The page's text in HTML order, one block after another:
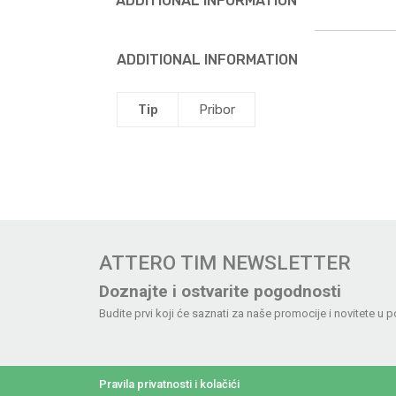
ADDITIONAL INFORMATION
Tip Pribor
ATTERO TIM NEWSLETTER
Doznajte i ostvarite pogodnosti
Budite prvi koji će saznati za naše promocije i novitete u
Pravila privatnosti i kolačići